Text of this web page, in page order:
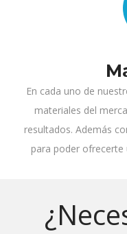
En cada uno de
materiales del
resultados. Además
para poder ofrecerte